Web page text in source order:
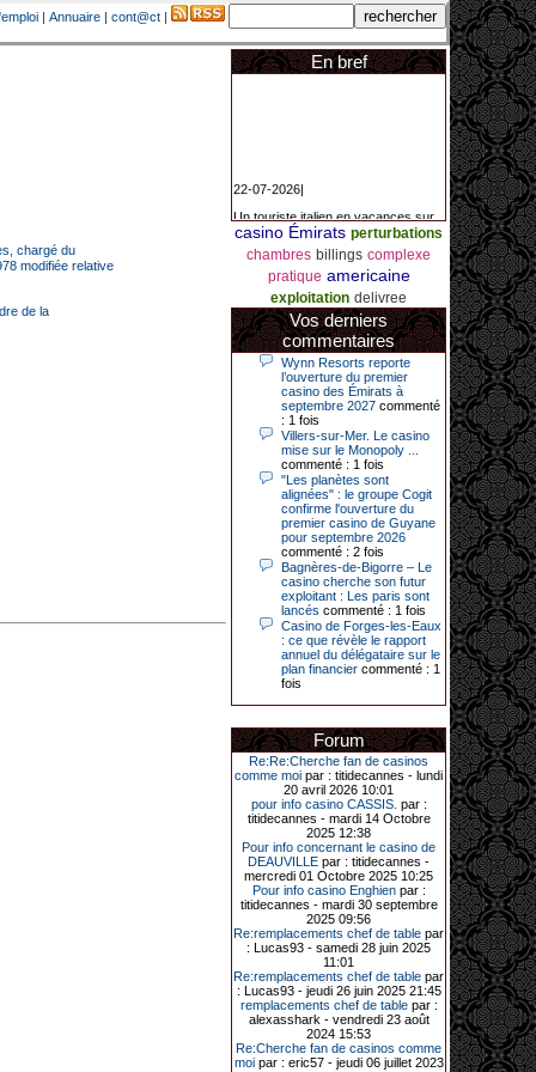
| Annuaire | cont@ct |
chargé du
modifiée relative
de la
En bref
22-07-2026|
Un touriste italien en vacances sur
la Côte d’Azur a remporté un
jackpot exceptionnel de 84.631
euros dans la nuit de samedi à
dimanche au Casino Barrière Le
Croisette à Cannes. Il s’agit d’un
nouveau record de gains de l’année
2026 pour cet établissement.
14-04-2026|
Dimanche 12 avril 2026, cette date
restera gravée dans la mémoire de
ce joueur du casino de Saint-Quay-
Portrieux (Côtes-d’Armor).
Ce quinquagénaire, habitant Plouha
mais souhaitant garder l’anonymat,
a eu l’énorme surprise de décrocher
un jackpot record de 82 426 €.
Le plus gros gain gagné depuis plus
de 20 ans dans l’établissement.
31-03-2026|
Série de jackpots au casino JOA de
Gujan-Mestras : ce mois de mars a
été fructueux pour quelques
joueurs. D’abord avec 44 207 euros
une machine à sous pour une mise
initiale de 5,28 €. Puis quelques
jours plus tard, le vendredi 27 mars,
un joueur a décroché 12 086 euros
sur une autre machine à sous.
Enfin, troisième et dernier jackpot,
record cette fois-ci, le samedi 28
mars dernier. Quelque 111 322
euros ont été remportés sur la table
d’Ultimate Texas Hold’em Poker,
grâce à une mise de 5 euros sur la
case bonus et une quinte flush
royale. Ces gains ont été annoncés
dans un communiqué diffusé par le
casino ce lundi 30 mars en soirée.
11-01-2026|
Dimanche 11 janvier, en soirée, une
cliente retraitée de 78 ans, habitant
casino Émirats perturbations
chambres billings complexe
pratique americaine
exploitation delivree
Vos derniers
commentaires
Wynn Resorts reporte
l’ouverture du premier
casino des Émirats à
septembre 2027 commenté
: 1 fois
Villers-sur-Mer. Le casino
mise sur le Monopoly ...
commenté : 1 fois
"Les planètes sont
alignées" : le groupe Cogit
confirme l'ouverture du
premier casino de Guyane
pour septembre 2026
commenté : 2 fois
Bagnères-de-Bigorre – Le
casino cherche son futur
exploitant : Les paris sont
lancés commenté : 1 fois
Casino de Forges-les-Eaux
: ce que révèle le rapport
annuel du délégataire sur le
plan financier commenté : 1
fois
Forum
Re:Re:Cherche fan de casinos
comme moi par : titidecannes - lundi
20 avril 2026 10:01
pour info casino CASSIS. par :
titidecannes - mardi 14 Octobre
2025 12:38
Pour info concernant le casino de
DEAUVILLE par : titidecannes -
mercredi 01 Octobre 2025 10:25
Pour info casino Enghienpar :
titidecannes - mardi 30 septembre
2025 09:56
Re:remplacements chef de table par
: Lucas93 - samedi 28 juin 2025
11:01
Re:remplacements chef de table par
: Lucas93 - jeudi 26 juin 2025 21:45
remplacements chef de tablepar :
alexasshark - vendredi 23 août
2024 15:53
Re:Cherche fan de casinos comme
moipar : eric57 - jeudi 06 juillet 2023